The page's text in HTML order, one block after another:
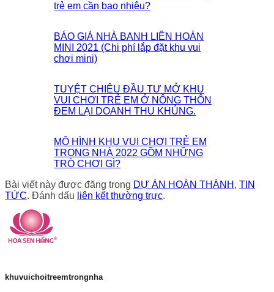
trẻ em cần bao nhiêu?
BÁO GIÁ NHÀ BANH LIÊN HOÀN
MINI 2021 (Chi phí lắp đặt khu vui
chơi mini)
TUYỆT CHIÊU ĐẦU TƯ MỞ KHU
VUI CHƠI TRẺ EM Ở NÔNG THÔN
ĐEM LẠI DOANH THU KHỦNG.
MÔ HÌNH KHU VUI CHƠI TRẺ EM
TRONG NHÀ 2022 GỒM NHỮNG
TRÒ CHƠI GÌ?
Bài viết này được đăng trong DỰ ÁN HOÀN THÀNH , TIN
TỨC. Đánh dấu liên kết thường trực.
khuvuichoitreemtrongnha